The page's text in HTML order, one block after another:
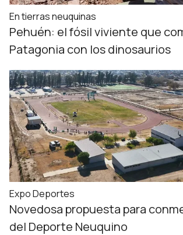
En tierras neuquinas
Pehuén: el fósil viviente que
Patagonia con los dinosaurios
Expo Deportes
Novedosa propuesta para
del Deporte Neuquino